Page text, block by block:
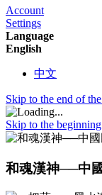
Account
Settings
Language
English
中文
Skip to the end of
Skip to the
和魂漢神──中